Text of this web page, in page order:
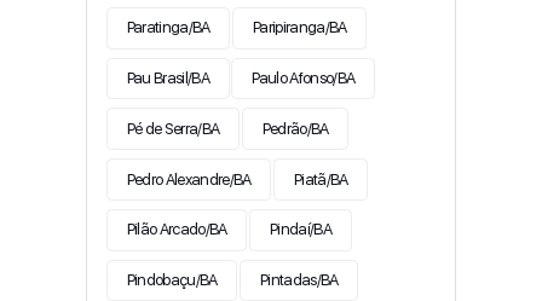
Paratinga/BA Paripiranga/BA
Pau Brasil/BA Paulo Afonso/BA
Pé de Serra/BA Pedrão/BA
Pedro Alexandre/BA Piatã/BA
Pilão Arcado/BA Pindaí/BA
Pindobaçu/BA Pintadas/BA